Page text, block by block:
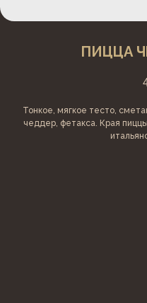
ПИЦЦА
Тонкое, мягкое тесто,
чеддер, фетакса. Края